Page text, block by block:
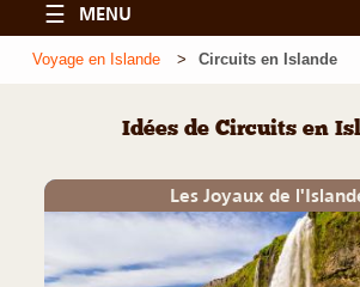
☰ MENU
Voyage en Islande Circuits en Islande
Idées de Circuits en
Les Joyaux de